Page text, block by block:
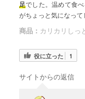
足でした。温めて食
がちょっと気になっ
商品： カリカリしっ
役に立った 1
サイトからの返信